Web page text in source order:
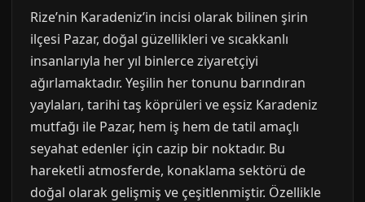
Rize’nin Karadeniz’in incisi olarak bilinen şirin
ilçesi Pazar, doğal güzellikleri ve sıcakkanlı
insanlarıyla her yıl binlerce ziyaretçiyi
ağırlamaktadır. Yeşilin her tonunu barındıran
yaylaları, tarihi taş köprüleri ve eşsiz Karadeniz
mutfağı ile Pazar, hem iş hem de tatil amaçlı
seyahat edenler için cazip bir noktadır. Bu
hareketli atmosferde, konaklama sektörü de
doğal olarak gelişmiş ve çeşitlenmiştir. Özellikle